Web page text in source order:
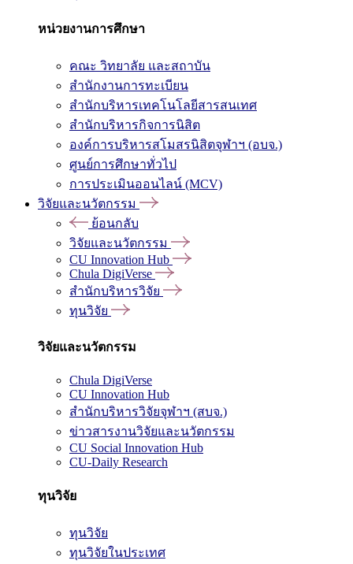
หน่วยงานการศึกษา
คณะ วิทยาลัย และสถาบัน
สำนักงานการทะเบียน
สำนักบริหารเทคโนโลยีสารสนเทศ
สำนักบริหารกิจการนิสิต
องค์การบริหารสโมสรนิสิตจุฬาฯ (อบจ.)
ศูนย์การศึกษาทั่วไป
การประเมินออนไลน์ (MCV)
วิจัยและนวัตกรรม
ย้อนกลับ
วิจัยและนวัตกรรม
CU Innovation Hub
Chula DigiVerse
สำนักบริหารวิจัย
ทุนวิจัย
วิจัยและนวัตกรรม
Chula DigiVerse
CU Innovation Hub
สำนักบริหารวิจัยจุฬาฯ (สบจ.)
ข่าวสารงานวิจัยและนวัตกรรม
CU Social Innovation Hub
CU-Daily Research
ทุนวิจัย
ทุนวิจัย
ทุนวิจัยในประเทศ